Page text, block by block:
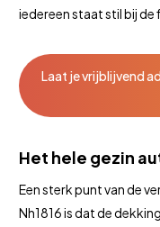
iedereen staat stil bij de
Laat je vrijblijvend
Het hele gezin
Een sterk punt van de
Nh1816 is dat de